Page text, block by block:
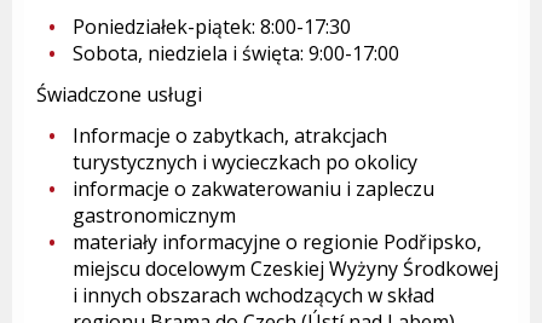
Poniedziałek-piątek: 8:00-17:30
Sobota, niedziela i święta: 9:00-17:00
Świadczone usługi
Informacje o zabytkach, atrakcjach
turystycznych i wycieczkach po okolicy
informacje o zakwaterowaniu i zapleczu
gastronomicznym
materiały informacyjne o regionie Podřipsko,
miejscu docelowym Czeskiej Wyżyny Środkowej
i innych obszarach wchodzących w skład